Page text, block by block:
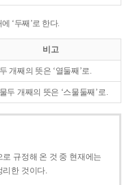
‘두째’로 한다.
비고
개째의 뜻은 ‘열둘째’로.
두 개째의 뜻은 ‘스물둘째’로.
규정해 온 것 중 현재에는
리한 것이다.